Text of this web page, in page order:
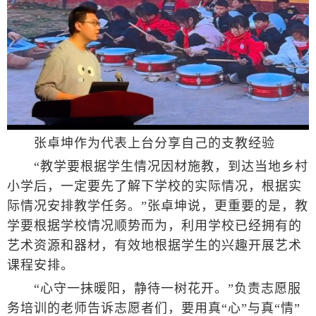
张卓坤作为代表上台分享自己的支教经验
“教学要根据学生情况因材施教，到达当地乡村
小学后，一定要先了解下学校的实际情况，根据实
际情况安排教学任务。”张卓坤说，更重要的是，教
学要根据学校情况顺势而为，利用学校已经拥有的
艺术资源和器材，有效地根据学生的兴趣开展艺术
课程安排。
“心守一抹暖阳，静待一树花开。”负责志愿服
务培训的老师告诉志愿者们，要用真“心”与真“情”